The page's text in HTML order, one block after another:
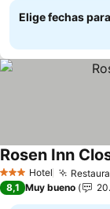
Elige fechas
3 Estrellas
Hotel
Rosen Inn
8,1 Muy bueno